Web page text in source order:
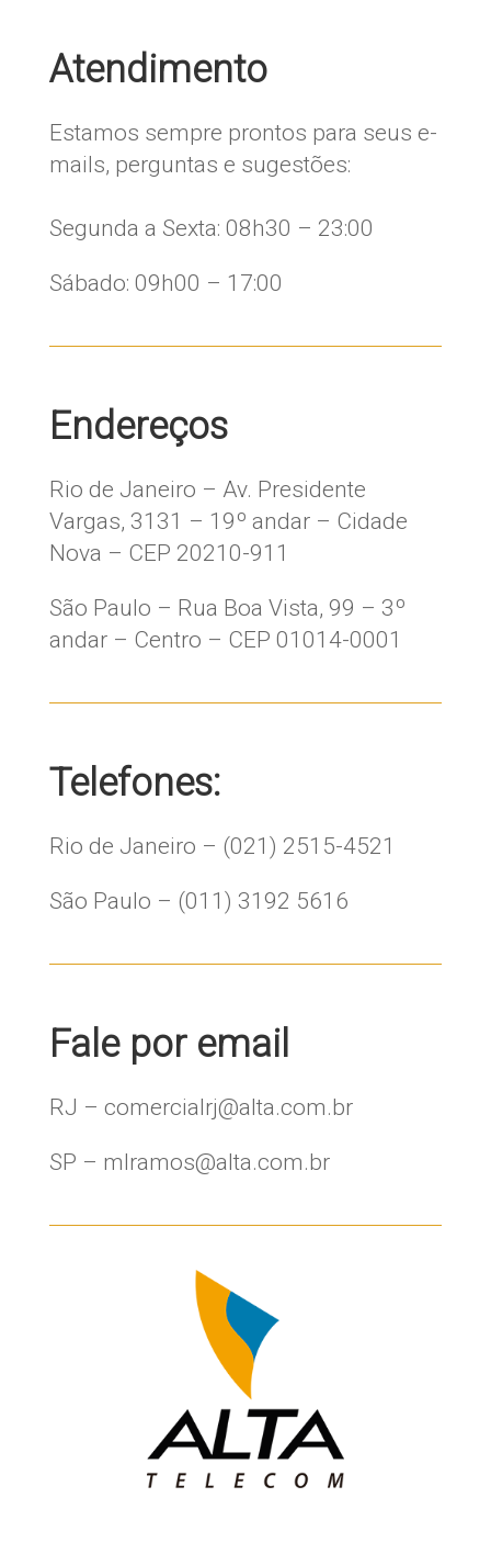
Atendimento
Estamos sempre prontos para seus e-
mails, perguntas e sugestões:
​Segunda a Sexta: 08h30 – 23:00
Sábado: 09h00 – 17:00
Endereços
Rio de Janeiro – Av. Presidente
Vargas, 3131 – 19º andar – Cidade
Nova – CEP 20210-911
São Paulo – Rua Boa Vista, 99 – 3º
andar – Centro – CEP 01014-0001
Telefones:
Rio de Janeiro – (021) 2515-4521
São Paulo – (011) 3192 5616
Fale por email
RJ – comercialrj@alta.com.br
SP – mlramos@alta.com.br